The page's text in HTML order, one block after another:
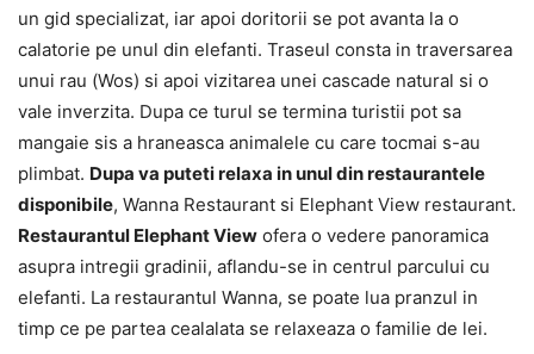
un gid specializat, iar apoi doritorii se pot avanta la o
calatorie pe unul din elefanti. Traseul consta in traversarea
unui rau (Wos) si apoi vizitarea unei cascade natural si o
vale inverzita. Dupa ce turul se termina turistii pot sa
mangaie sis a hraneasca animalele cu care tocmai s-au
plimbat. Dupa va puteti relaxa in unul din restaurantele
disponibile, Wanna Restaurant si Elephant View restaurant.
Restaurantul Elephant View ofera o vedere panoramica
asupra intregii gradinii, aflandu-se in centrul parcului cu
elefanti. La restaurantul Wanna, se poate lua pranzul in
timp ce pe partea cealalata se relaxeaza o familie de lei.